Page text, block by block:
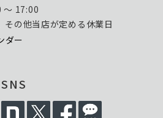
17:00
の他当店が定める休業日
ダー